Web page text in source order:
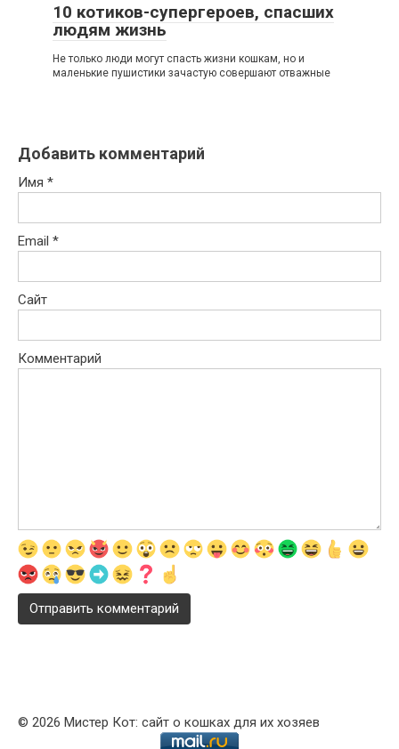
10 котиков-супергероев, спасших
людям жизнь
Не только люди могут спасть жизни кошкам, но и
маленькие пушистики зачастую совершают отважные
Добавить комментарий
Имя *
Email *
Сайт
Комментарий
© 2026 Мистер Кот: сайт о кошках для их хозяев